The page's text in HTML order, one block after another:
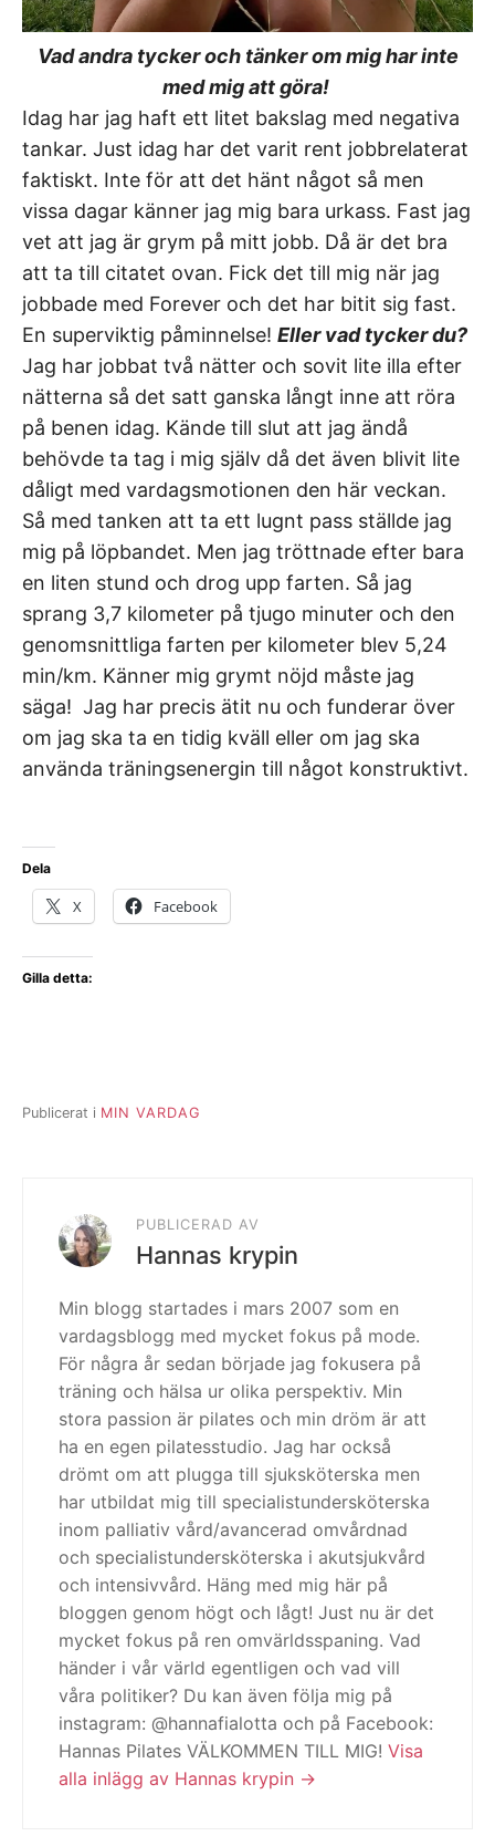
Vad andra tycker och tänker om mig har inte
med mig att göra!
Idag har jag haft ett litet bakslag med negativa
tankar. Just idag har det varit rent jobbrelaterat
faktiskt. Inte för att det hänt något så men
vissa dagar känner jag mig bara urkass. Fast jag
vet att jag är grym på mitt jobb. Då är det bra
att ta till citatet ovan. Fick det till mig när jag
jobbade med Forever och det har bitit sig fast.
En superviktig påminnelse! Eller vad tycker du?
Jag har jobbat två nätter och sovit lite illa efter
nätterna så det satt ganska långt inne att röra
på benen idag. Kände till slut att jag ändå
behövde ta tag i mig själv då det även blivit lite
dåligt med vardagsmotionen den här veckan.
Så med tanken att ta ett lugnt pass ställde jag
mig på löpbandet. Men jag tröttnade efter bara
en liten stund och drog upp farten. Så jag
sprang 3,7 kilometer på tjugo minuter och den
genomsnittliga farten per kilometer blev 5,24
min/km. Känner mig grymt nöjd måste jag
säga! Jag har precis ätit nu och funderar över
om jag ska ta en tidig kväll eller om jag ska
använda träningsenergin till något konstruktivt.
Dela
X Facebook
Gilla detta:
Publicerat i MIN VARDAG
PUBLICERAD AV
Hannas krypin
Min blogg startades i mars 2007 som en
vardagsblogg med mycket fokus på mode.
För några år sedan började jag fokusera på
träning och hälsa ur olika perspektiv. Min
stora passion är pilates och min dröm är att
ha en egen pilatesstudio. Jag har också
drömt om att plugga till sjuksköterska men
har utbildat mig till specialistundersköterska
inom palliativ vård/avancerad omvårdnad
och specialistundersköterska i akutsjukvård
och intensivvård. Häng med mig här på
bloggen genom högt och lågt! Just nu är det
mycket fokus på ren omvärldsspaning. Vad
händer i vår värld egentligen och vad vill
våra politiker? Du kan även följa mig på
instagram: @hannafialotta och på Facebook:
Hannas Pilates VÄLKOMMEN TILL MIG! Visa
alla inlägg av Hannas krypin